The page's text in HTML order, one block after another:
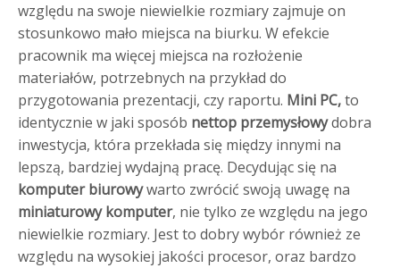
względu na swoje niewielkie rozmiary zajmuje on
stosunkowo mało miejsca na biurku. W efekcie
pracownik ma więcej miejsca na rozłożenie
materiałów, potrzebnych na przykład do
przygotowania prezentacji, czy raportu. Mini PC,to
identycznie w jaki sposób nettop przemysłowydobra
inwestycja, która przekłada się między innymi na
lepszą, bardziej wydajną pracę. Decydując się na
komputerbiurowywarto zwrócić swoją uwagę na
miniaturowykomputer, nie tylko ze względu na jego
niewielkie rozmiary. Jest to dobry wybór również ze
względu na wysokiej jakości procesor, oraz bardzo